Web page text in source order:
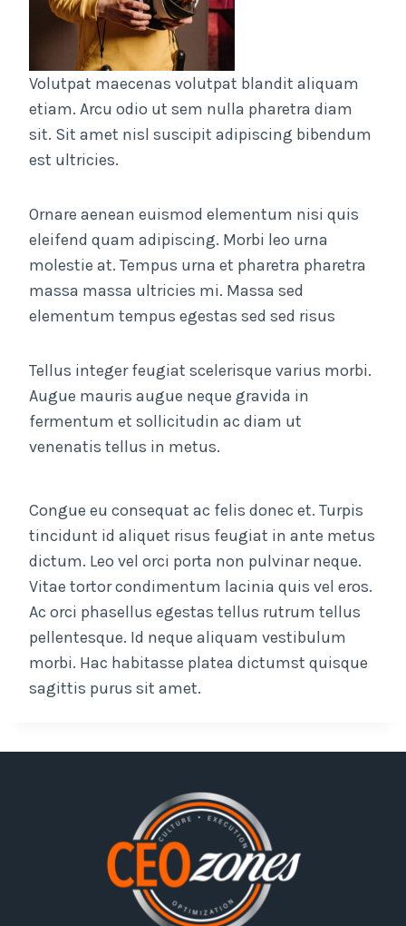
Volutpat maecenas volutpat blandit aliquam
etiam. Arcu odio ut sem nulla pharetra diam
sit. Sit amet nisl suscipit adipiscing bibendum
est ultricies.
Ornare aenean euismod elementum nisi quis
eleifend quam adipiscing. Morbi leo urna
molestie at. Tempus urna et pharetra pharetra
massa massa ultricies mi. Massa sed
elementum tempus egestas sed sed risus
Tellus integer feugiat scelerisque varius morbi.
Augue mauris augue neque gravida in
fermentum et sollicitudin ac diam ut
venenatis tellus in metus.
Congue eu consequat ac felis donec et. Turpis
tincidunt id aliquet risus feugiat in ante metus
dictum. Leo vel orci porta non pulvinar neque.
Vitae tortor condimentum lacinia quis vel eros.
Ac orci phasellus egestas tellus rutrum tellus
pellentesque. Id neque aliquam vestibulum
morbi. Hac habitasse platea dictumst quisque
sagittis purus sit amet.